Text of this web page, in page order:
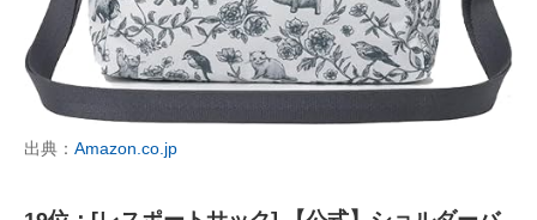
出典： Amazon.co.jp